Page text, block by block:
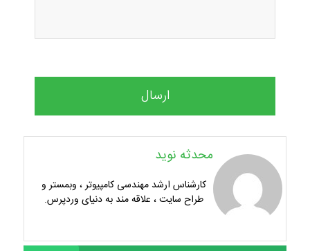
محدثه نوید
کارشناس ارشد مهندسی کامپیوتر ، وبمستر و
طراح سایت ، علاقه مند به دنیای وردپرس.